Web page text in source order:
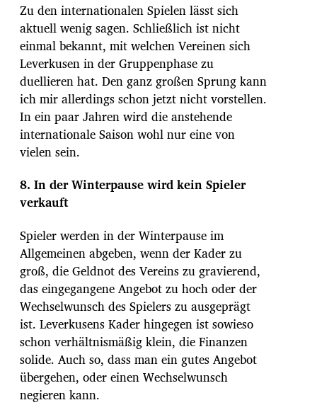
Zu den internationalen Spielen lässt sich
aktuell wenig sagen. Schließlich ist nicht
einmal bekannt, mit welchen Vereinen sich
Leverkusen in der Gruppenphase zu
duellieren hat. Den ganz großen Sprung kann
ich mir allerdings schon jetzt nicht vorstellen.
In ein paar Jahren wird die anstehende
internationale Saison wohl nur eine von
vielen sein.
8. In der Winterpause wird kein Spieler
verkauft
Spieler werden in der Winterpause im
Allgemeinen abgeben, wenn der Kader zu
groß, die Geldnot des Vereins zu gravierend,
das eingegangene Angebot zu hoch oder der
Wechselwunsch des Spielers zu ausgeprägt
ist. Leverkusens Kader hingegen ist sowieso
schon verhältnismäßig klein, die Finanzen
solide. Auch so, dass man ein gutes Angebot
übergehen, oder einen Wechselwunsch
negieren kann.